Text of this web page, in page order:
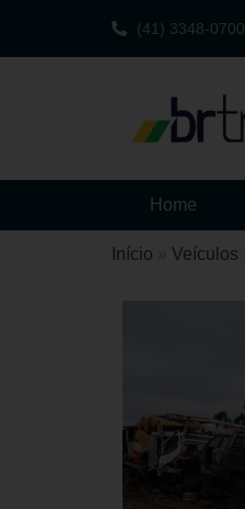
(41) 3348-0700
Home
Início Veículos